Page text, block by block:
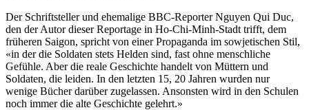
Der Schriftsteller und ehemalige BBC-Reporter Nguyen Qui Duc,
den der Autor dieser Reportage in Ho-Chi-Minh-Stadt trifft, dem
früheren Saigon, spricht von einer Propaganda im sowjetischen Stil,
«in der die Soldaten stets Helden sind, fast ohne menschliche
Gefühle. Aber die reale Geschichte handelt von Müttern und
Soldaten, die leiden. In den letzten 15, 20 Jahren wurden nur
wenige Bücher darüber zugelassen. Ansonsten wird in den Schulen
noch immer die alte Geschichte gelehrt.»